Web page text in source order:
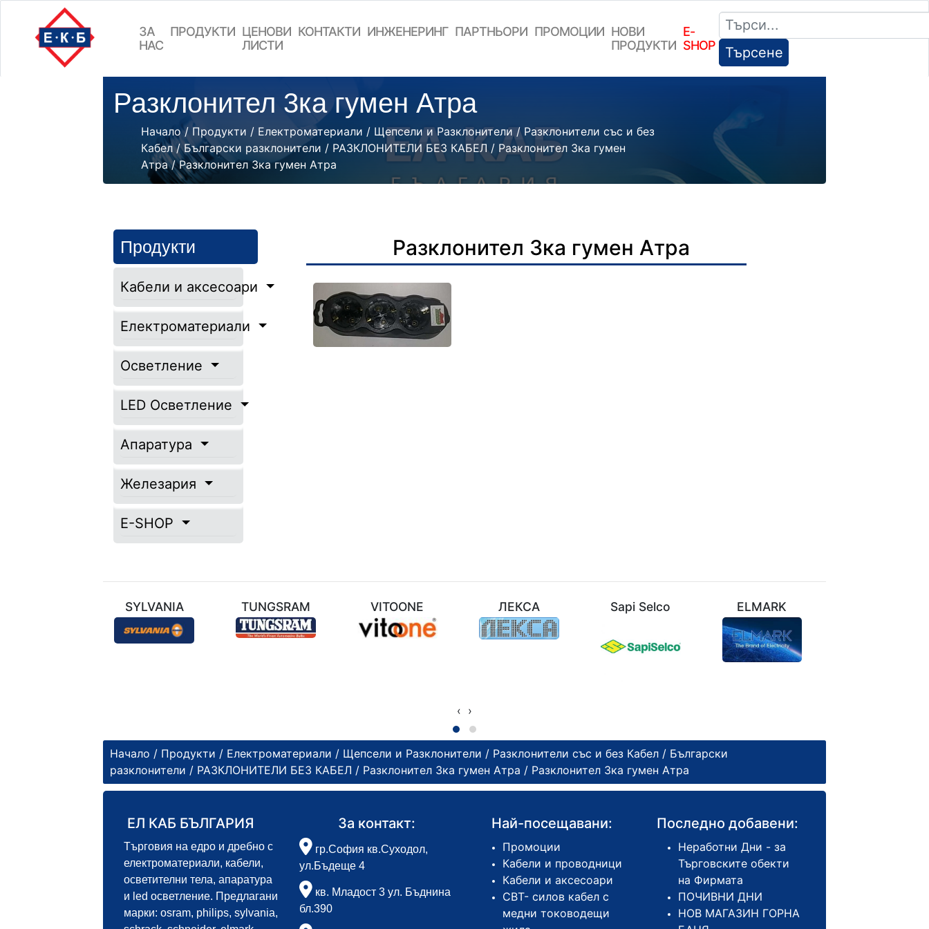
ЗА
НАС
ПРОДУКТИ ЦEНОВИ
ЛИСТИ
КОНТАКТИ ИНЖЕНЕРИНГ ПАРТНЬОРИ ПРОМОЦИИ НОВИ
ПРОДУКТИ
E-
SHOP
Търсене
Разклонител 3ка гумен Атра
Начало/ Продукти / Електроматериали / Щепсели и Разклонители/ Разклонители със и без
Кабел/Български разклонители / РАЗКЛОНИТЕЛИ БЕЗ КАБЕЛ/ Разклонител 3ка гумен
Атра/ Разклонител 3ка гумен Атра
Продукти
Кабели и аксесоари
Електроматериали
Осветление
LED Осветление
Апаратура
Железария
E-SHOP
Разклонител 3ка гумен Атра
SYLVANIA TUNGSRAM VITOONE ЛЕКСА Sapi Selco ELMARK
‹ ›
Начало / Продукти / Електроматериали / Щепсели и Разклонители / Разклонители със и без Кабел / Български
разклонители / РАЗКЛОНИТЕЛИ БЕЗ КАБЕЛ / Разклонител 3ка гумен Атра / Разклонител 3ка гумен Атра
ЕЛ КАБ БЪЛГАРИЯ
Търговия на едро и дребно с
електроматериали, кабели,
осветителни тела, апаратура
и led осветление. Предлагани
марки: osram, philips, sylvania,
За контакт:
гр.София кв.Суходол,
ул.Бъдеще 4
кв. Младост 3 ул. Бъднина
бл.390
Най-посещавани:
Промоции
Кабели и проводници
Кабели и аксесоари
СВТ- силов кабел с
медни тоководещи
Последно добавени:
Неработни Дни - за
Търговските обекти
на Фирмата
ПОЧИВНИ ДНИ
НОВ МАГАЗИН ГОРНА